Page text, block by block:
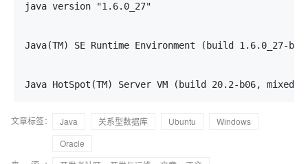
java version "1.6.0_27"
Java(TM) SE Runtime Environment (build 1.6.0_27-
Java HotSpot(TM) Server VM (build 20.2-b06, mixed
文章标签： Java 关系型数据库 Ubuntu
Windows
Oracle